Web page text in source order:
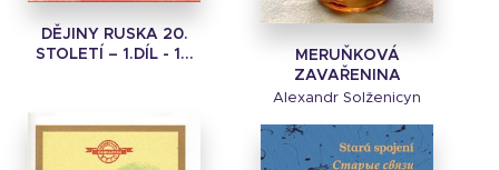
DĚJINY RUSKA 20.
STOLETÍ – 1.DÍL - 1...
MERUŇKOVÁ
ZAVAŘENINA
Alexandr Solženicyn